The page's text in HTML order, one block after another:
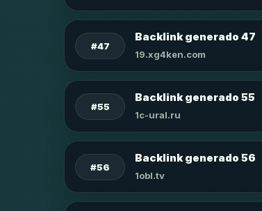
#47
Backlink generado 47
19.xg4ken.com
#55
Backlink generado 55
1c-ural.ru
#56
Backlink generado 56
1obl.tv